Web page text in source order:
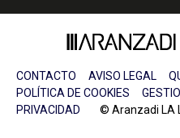
CONTACTO AVISO LEGAL
POLÍTICA DE COOKIES
PRIVACIDAD © Aranzadi LA